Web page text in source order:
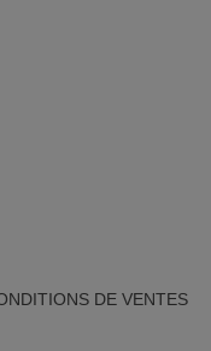
DE VENTES